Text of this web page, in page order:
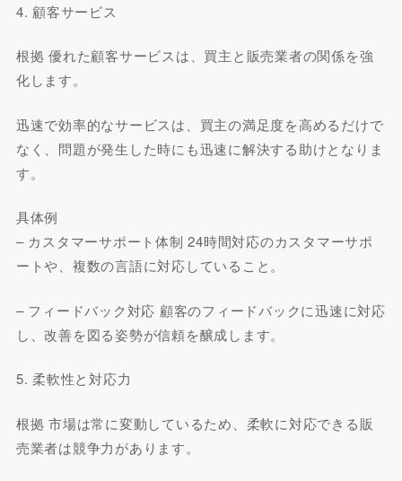
4. 顧客サービス
根拠 優れた顧客サービスは、買主と販売業者の関係を強
化します。
迅速で効率的なサービスは、買主の満足度を高めるだけで
なく、問題が発生した時にも迅速に解決する助けとなりま
す。
具体例
– カスタマーサポート体制 24時間対応のカスタマーサポ
ートや、複数の言語に対応していること。
– フィードバック対応 顧客のフィードバックに迅速に対応
し、改善を図る姿勢が信頼を醸成します。
5. 柔軟性と対応力
根拠 市場は常に変動しているため、柔軟に対応できる販
売業者は競争力があります。